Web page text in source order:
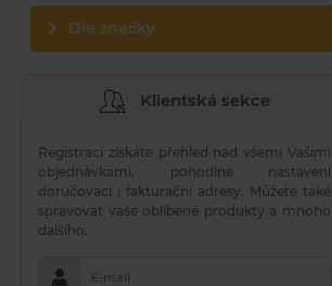
Dle značky
Klientská sekce
Registrací získáte přehled nad všemi Vašimi
objednávkami, pohodlné nastavení
doručovací i fakturační adresy. Můžete také
spravovat vaše oblíbené produkty a mnoho
dalšího.
E-mail